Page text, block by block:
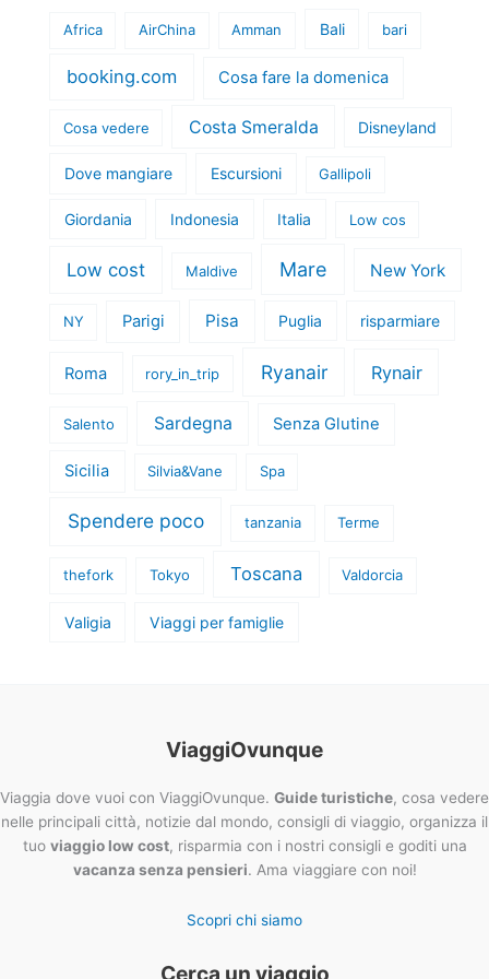
Africa AirChina Amman Bali bari
booking.com Cosa fare la domenica
Cosa vedere Costa Smeralda Disneyland
Dove mangiare Escursioni Gallipoli
Giordania Indonesia Italia Low cos
Low cost Maldive Mare New York
NY Parigi Pisa Puglia risparmiare
Roma rory_in_trip Ryanair Rynair
Salento Sardegna Senza Glutine
Sicilia Silvia&Vane Spa
Spendere poco tanzania Terme
thefork Tokyo Toscana Valdorcia
Valigia Viaggi per famiglie
ViaggiOvunque
Viaggia dove vuoi con ViaggiOvunque. Guide turistiche, cosa vedere
nelle principali città, notizie dal mondo, consigli di viaggio, organizza il
tuo viaggio low cost, risparmia con i nostri consigli e goditi una
vacanza senza pensieri. Ama viaggiare con noi!
Scopri chi siamo
Cerca un viaggio